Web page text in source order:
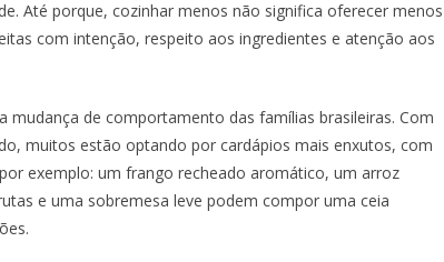
Até porque, cozinhar menos não significa oferecer menos
com intenção, respeito aos ingredientes e atenção aos
de comportamento das famílias brasileiras. Com
muitos estão optando por cardápios mais enxutos, com
exemplo: um frango recheado aromático, um arroz
e uma sobremesa leve podem compor uma ceia